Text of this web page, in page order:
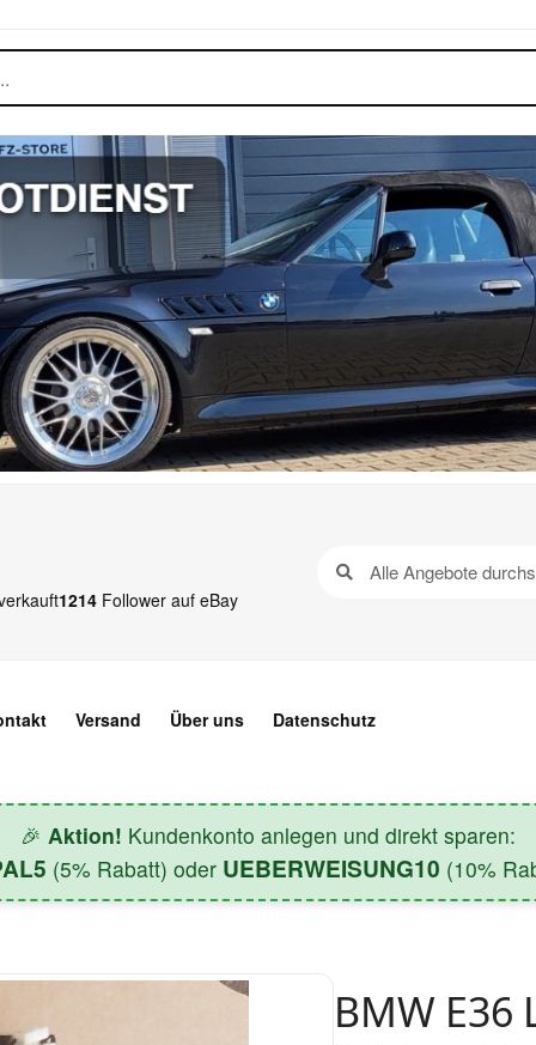
1214 Follower auf eBay
Versand Über uns Datenschutz
🎉 Aktion! Kundenkonto anlegen und direkt sparen:
(5% Rabatt) oder UEBERWEISUNG10 (10%
BMW